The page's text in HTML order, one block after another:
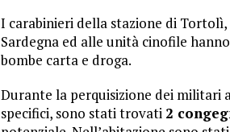
I carabinieri della stazione di Tortolì,
Sardegna ed alle unità cinofile
bombe carta e droga.
Durante la perquisizione dei militari
specifici, sono stati trovati 2